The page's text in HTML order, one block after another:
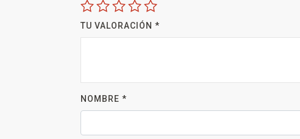
TU VALORACIÓN *
NOMBRE *